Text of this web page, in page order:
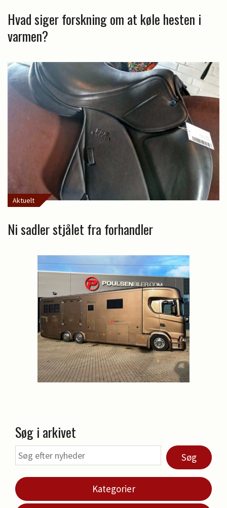
Hvad siger forskning om at køle hesten i
varmen?
Aktuelt
Ni sadler stjålet fra forhandler
Søg i arkivet
Søg
Kategorier